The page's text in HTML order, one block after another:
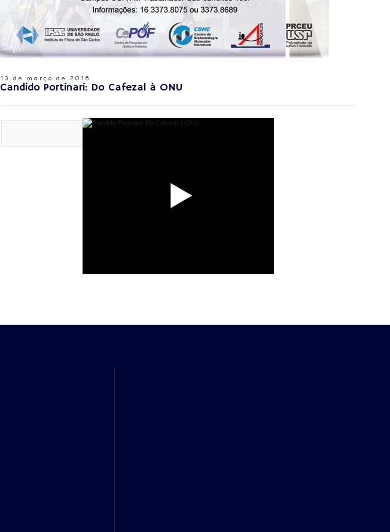
13 de março de 2018
Candido Portinari: Do Cafezal à ONU